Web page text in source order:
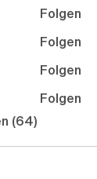
Folgen
Folgen
Folgen
Folgen
(64)